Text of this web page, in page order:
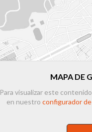
MAPA DE
Para visualizar este
en nuestro configurador